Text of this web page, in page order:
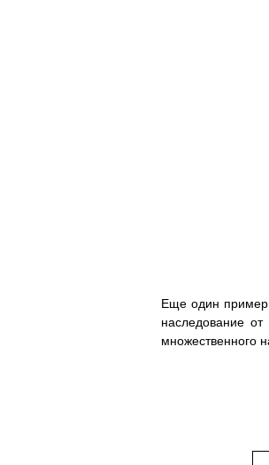
Еще один пример
наследование
множественного